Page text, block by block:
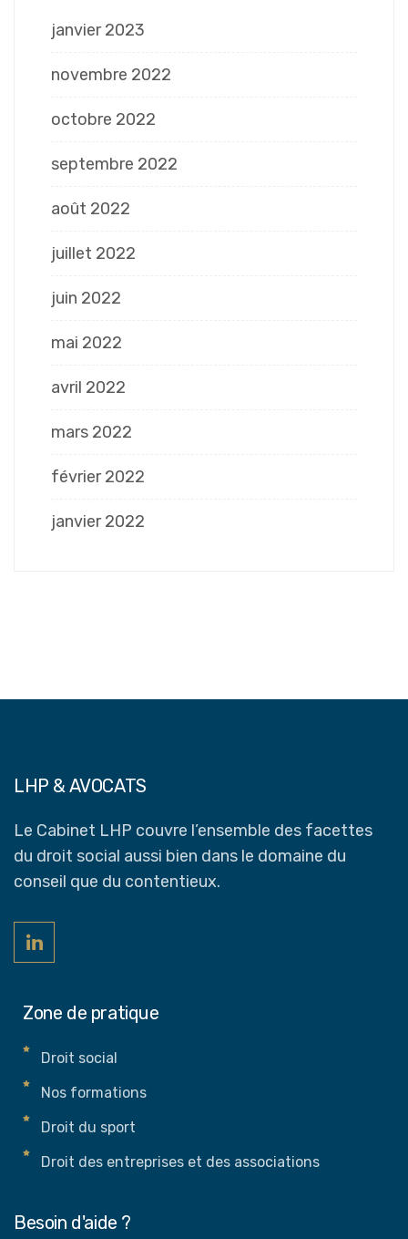
janvier 2023
novembre 2022
octobre 2022
septembre 2022
août 2022
juillet 2022
juin 2022
mai 2022
avril 2022
mars 2022
février 2022
janvier 2022
LHP & AVOCATS
Le Cabinet LHP couvre l’ensemble des facettes
du droit social aussi bien dans le domaine du
conseil que du contentieux.
Zone de pratique
Droit social
Nos formations
Droit du sport
Droit des entreprises et des associations
Besoin d'aide ?